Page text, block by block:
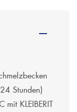
Stunden)
KLEIBERIT